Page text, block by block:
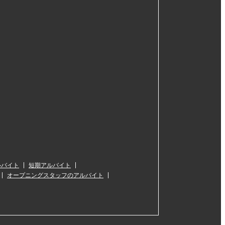
イト
短期アルバイト
オープニングスタッフのアルバイト